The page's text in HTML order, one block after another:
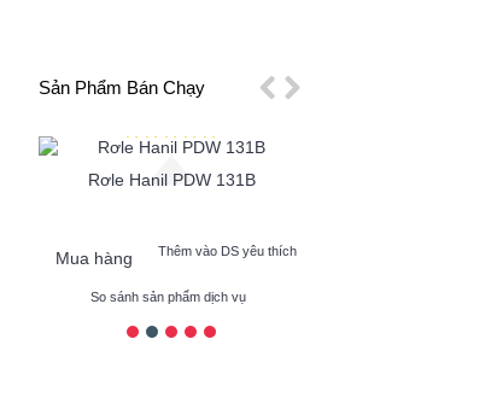
Sản Phẩm Bán Chạy
Rơle Hanil PDW 131B
Mua hàng Thêm vào DS yêu thích
So sánh sản phẩm dịch vụ